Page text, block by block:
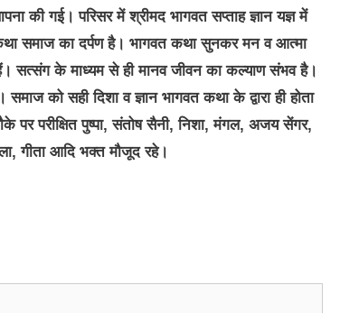
की गई। परिसर में श्रीमद भागवत सप्ताह ज्ञान यज्ञ में
समाज का दर्पण है। भागवत कथा सुनकर मन व आत्मा
सत्संग के माध्यम से ही मानव जीवन का कल्याण संभव है।
को सही दिशा व ज्ञान भागवत कथा के द्वारा ही होता
पर परीक्षित पुष्पा, संतोष सैनी, निशा, मंगल, अजय सेंगर,
गीता आदि भक्त मौजूद रहे।